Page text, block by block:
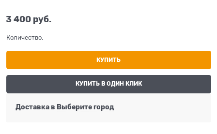
3 400 руб.
Количество:
КУПИТЬ
КУПИТЬ В ОДИН КЛИК
Доставка в Выберите город